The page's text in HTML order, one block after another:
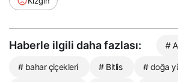
Haberle ilgili daha fazlası: #
# bahar çiçekleri # Bitlis # doğa